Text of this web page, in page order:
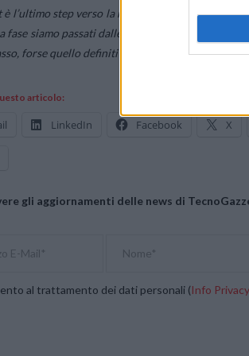
è l’ultimo step verso la massima semplificazione
fase siamo passati dalle scartoffie ai software
forse quello definitivo: l’Intelligenza
articolo:
LinkedIn Facebook X
gli aggiornamenti delle news di
al trattamento dei dati personali (Info Privacy